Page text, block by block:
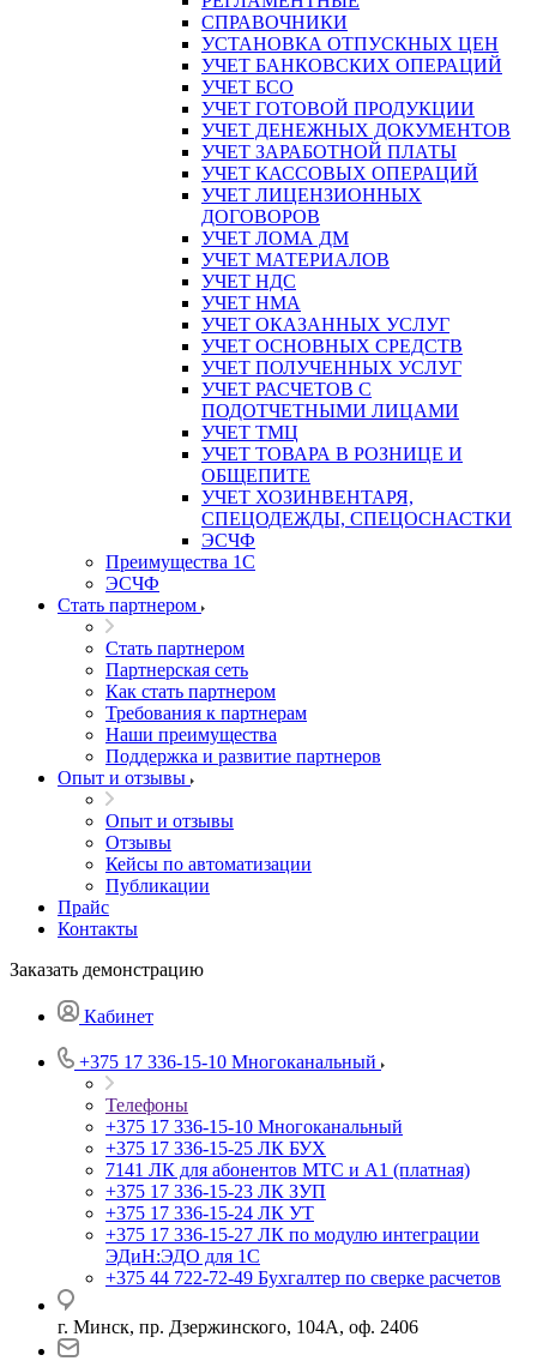
СПРАВОЧНИКИ
УСТАНОВКА ОТПУСКНЫХ ЦЕН
УЧЕТ БАНКОВСКИХ ОПЕРАЦИЙ
УЧЕТ БСО
УЧЕТ ГОТОВОЙ ПРОДУКЦИИ
УЧЕТ ДЕНЕЖНЫХ ДОКУМЕНТОВ
УЧЕТ ЗАРАБОТНОЙ ПЛАТЫ
УЧЕТ КАССОВЫХ ОПЕРАЦИЙ
УЧЕТ ЛИЦЕНЗИОННЫХ
ДОГОВОРОВ
УЧЕТ ЛОМА ДМ
УЧЕТ МАТЕРИАЛОВ
УЧЕТ НДС
УЧЕТ НМА
УЧЕТ ОКАЗАННЫХ УСЛУГ
УЧЕТ ОСНОВНЫХ СРЕДСТВ
УЧЕТ ПОЛУЧЕННЫХ УСЛУГ
УЧЕТ РАСЧЕТОВ С
ПОДОТЧЕТНЫМИ ЛИЦАМИ
УЧЕТ ТМЦ
УЧЕТ ТОВАРА В РОЗНИЦЕ И
ОБЩЕПИТЕ
УЧЕТ ХОЗИНВЕНТАРЯ,
СПЕЦОДЕЖДЫ, СПЕЦОСНАСТКИ
ЭСЧФ
Преимущества 1С
ЭСЧФ
Стать партнером
Стать партнером
Партнерская сеть
Как стать партнером
Требования к партнерам
Наши преимущества
Поддержка и развитие партнеров
Опыт и отзывы
Опыт и отзывы
Отзывы
Кейсы по автоматизации
Публикации
Прайс
Контакты
Заказать демонстрацию
Кабинет
+375 17 336-15-10 Многоканальный
Телефоны
+375 17 336-15-10 Многоканальный
+375 17 336-15-25 ЛК БУХ
7141 ЛК для абонентов МТС и А1 (платная)
+375 17 336-15-23 ЛК ЗУП
+375 17 336-15-24 ЛК УТ
+375 17 336-15-27 ЛК по модулю интеграции
ЭДиН:ЭДО для 1С
+375 44 722-72-49 Бухгалтер по сверке расчетов
г. Минск, пр. Дзержинского, 104А, оф. 2406